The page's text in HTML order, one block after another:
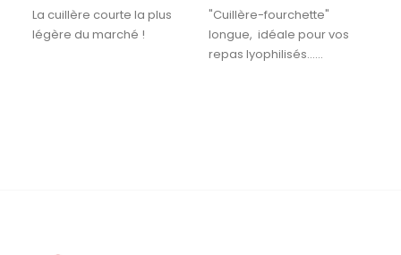
La cuillère courte la plus
légère du marché !
"Cuillère-fourchette"
longue, idéale pour vos
repas lyophilisés……